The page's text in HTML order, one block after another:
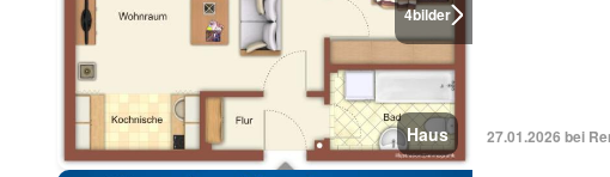
4bilder
Haus 27.01.2026 bei